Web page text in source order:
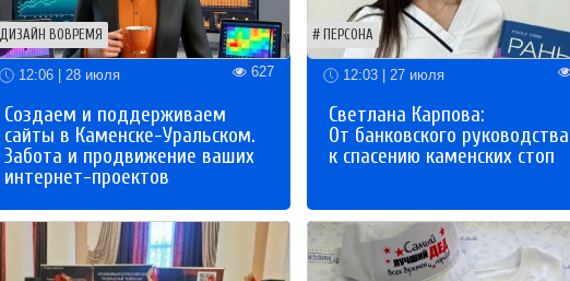
ДИЗАЙН ВОВРЕМЯ
12:06 | 28 июля 627
Создаем и поддерживаем
сайты в Каменске-Уральском.
Забота и продвижение ваших
интернет-проектов
ПЕРСОНА
12:03 | 27 июля
Светлана Карпова:
От банковского руководства
к спасению каменских стоп